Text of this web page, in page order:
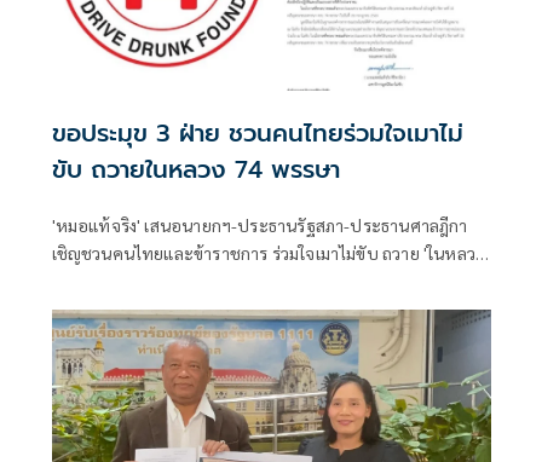
ขอประมุข 3 ฝ่าย ชวนคนไทยร่วมใจเมาไม่
ขับ ถวายในหลวง 74 พรรษา
'หมอแท้จริง' เสนอนายกฯ-ประธานรัฐสภา-ประธานศาลฎีกา
เชิญชวนคนไทยและข้าราชการ ร่วมใจเมาไม่ขับ ถวาย 'ในหลวง'